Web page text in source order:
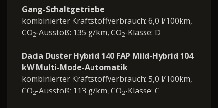
Gang-Schaltgetriebe
kombinierter Kraftstoffverbrauch: 6,0 l/100km,
CO2-Ausstoß: 135 g/km, CO2-Klasse: D
Dacia Duster Hybrid 140 FAP Mild-Hybrid 104
kW Multi-Mode-Automatik
kombinierter Kraftstoffverbrauch: 5,0 l/100km,
CO2-Ausstoß: 113 g/km, CO2-Klasse: C